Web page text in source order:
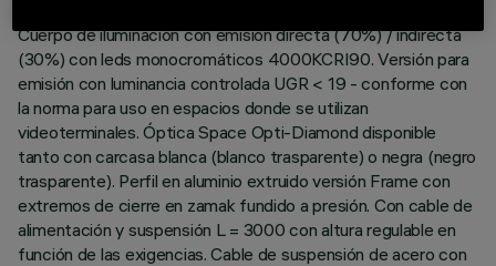
Cuerpo de iluminación con emisión directa (70%) / indirecta
(30%) con leds monocromáticos 4000KCRI90. Versión para
emisión con luminancia controlada UGR < 19 - conforme con
la norma para uso en espacios donde se utilizan
videoterminales. Óptica Space Opti-Diamond disponible
tanto con carcasa blanca (blanco trasparente) o negra (negro
trasparente). Perfil en aluminio extruido versión Frame con
extremos de cierre en zamak fundido a presión. Con cable de
alimentación y suspensión L = 3000 con altura regulable en
función de las exigencias. Cable de suspensión de acero con